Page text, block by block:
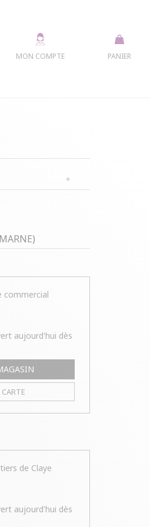
vos Options
PANIER
MON COMPTE
commercial
aujourd'hui dès
de Claye
aujourd'hui dès